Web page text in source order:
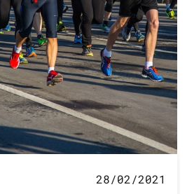
28/02/2021